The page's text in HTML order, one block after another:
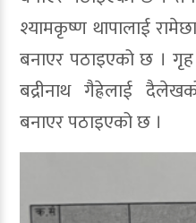
श्यामकृष्ण थापालाई
बनाएर पठाइएको छ ।
बद्रीनाथ गैह्रेलाई
बनाएर पठाइएको छ ।